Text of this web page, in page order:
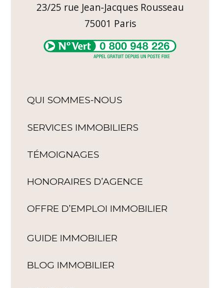
23/25 rue Jean-Jacques Rousseau
75001 Paris
QUI SOMMES-NOUS
SERVICES IMMOBILIERS
TÉMOIGNAGES
HONORAIRES D’AGENCE
OFFRE D’EMPLOI IMMOBILIER
GUIDE IMMOBILIER
BLOG IMMOBILIER